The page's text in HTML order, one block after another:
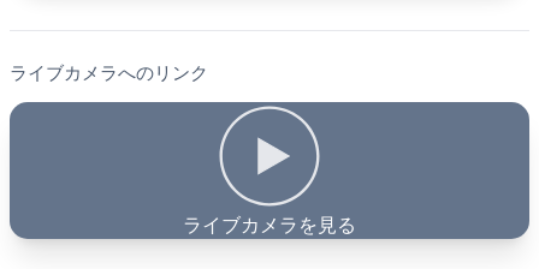
ライブカメラへのリンク
ライブカメラを見る